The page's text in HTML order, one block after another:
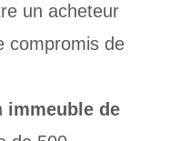
un acheteur
compromis de
immeuble de